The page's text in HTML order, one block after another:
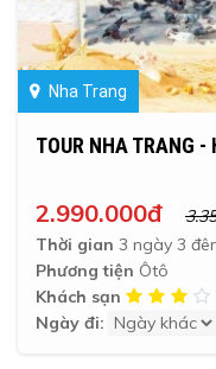
Nha Trang
TOUR NHA TRANG
2.990.000đ
Thời gian 3 ngày 3
Phương tiện Ôtô
Khách sạn
Ngày đi: